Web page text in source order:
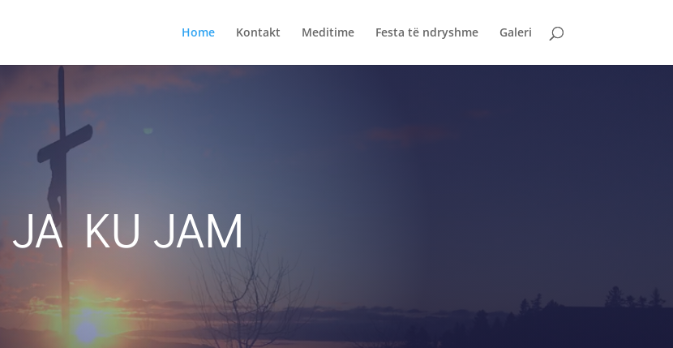
Home Kontakt Meditime Festa të ndryshme Galeri
JA KU JAM